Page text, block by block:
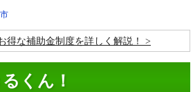
得な補助金制度を詳しく解説！
くん！